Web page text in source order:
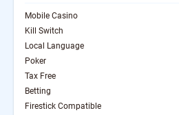
Mobile Casino
Kill Switch
Local Language
Poker
Tax Free
Betting
Firestick Compatible